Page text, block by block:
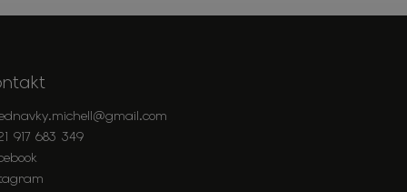
@gmail.com
917 683 349